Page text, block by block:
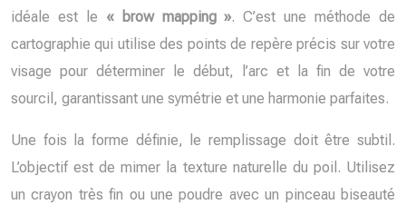
idéale est le « brow mapping ». C’est une méthode de
cartographie qui utilise des points de repère précis sur votre
visage pour déterminer le début, l’arc et la fin de votre
sourcil, garantissant une symétrie et une harmonie parfaites.
Une fois la forme définie, le remplissage doit être subtil.
L’objectif est de mimer la texture naturelle du poil. Utilisez
un crayon très fin ou une poudre avec un pinceau biseauté